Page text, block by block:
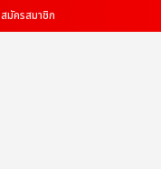
สมัครสมาชิก